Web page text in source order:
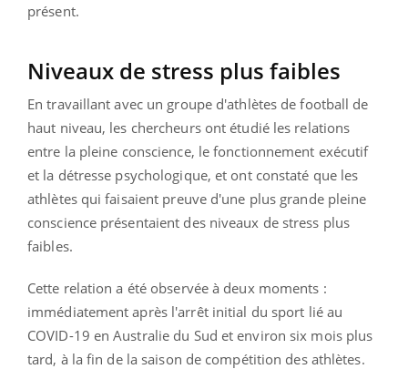
présent.
Niveaux de stress plus faibles
En travaillant avec un groupe d'athlètes de football de
haut niveau, les chercheurs ont étudié les relations
entre la pleine conscience, le fonctionnement exécutif
et la détresse psychologique, et ont constaté que les
athlètes qui faisaient preuve d'une plus grande pleine
conscience présentaient des niveaux de stress plus
faibles.
Cette relation a été observée à deux moments :
immédiatement après l'arrêt initial du sport lié au
COVID-19 en Australie du Sud et environ six mois plus
tard, à la fin de la saison de compétition des athlètes.